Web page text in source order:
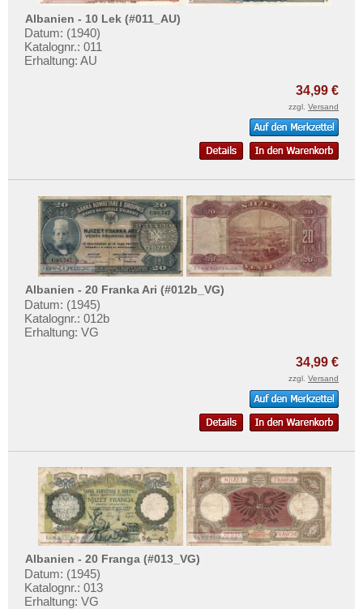
Finnland
Frankreich
Gibraltar
Irland
Island
Isle of Man
Italien
Jersey
Jugoslawien
Kroatien
Malta
Mazedonien
Memelgebiet
Moldawien
Montenegro
Niederlande
Nordirland
Testbanknoten
Banknotenbriefe
Kataloge
Informationen
Preislisten
Ankauf
Erhaltungsgrade
Gratisbanknoten
FAQ
Privatsphäre und Datenschutz
Widerrufsbelehrung
Liefer- und Versandkosten
AGB
Impressum
Albanien - 10 Lek (#011_AU)
Datum: (1940)
Katalognr.: 011
Erhaltung: AU
34,99 €
zzgl. Versand
Albanien - 20 Franka Ari (#012b_VG)
Datum: (1945)
Katalognr.: 012b
Erhaltung: VG
34,99 €
zzgl. Versand
Albanien - 20 Franga (#013_VG)
Datum: (1945)
Katalognr.: 013
Erhaltung: VG